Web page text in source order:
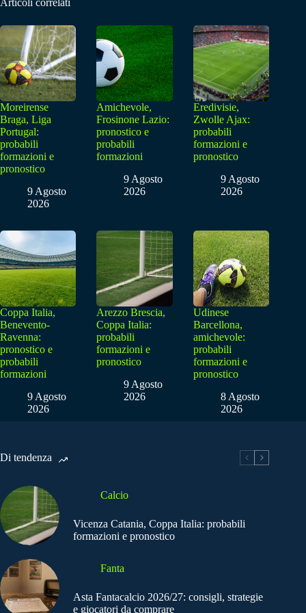
Moreirense
Braga, Liga
Portugal:
probabili
formazioni e
pronostico
9 Agosto
2026
Amichevole,
Frosinone Lazio:
pronostico e
probabili
formazioni
9 Agosto
2026
Eredivisie,
Zwolle Ajax:
probabili
formazioni e
pronostico
9 Agosto
2026
Coppa Italia,
Benevento-
Ravenna:
pronostico e
probabili
formazioni
9 Agosto
2026
Arezzo Brescia,
Coppa Italia:
probabili
formazioni e
pronostico
9 Agosto
2026
Udinese
Barcellona,
amichevole:
probabili
formazioni e
pronostico
8 Agosto
2026
Di tendenza
Calcio
Vicenza Catania, Coppa Italia: probabili
formazioni e pronostico
Fanta
Asta Fantacalcio 2026/27: consigli, strategie
e giocatori da comprare